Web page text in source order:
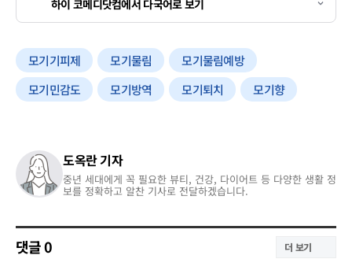
하이 코메디닷컴에서 다국어로 보기
모기기피제 모기물림
모기물림예방
모기민감도
모기방역 모기퇴치 모기향
도옥란 기자
중년 세대에게 꼭 필요한 뷰티, 건강, 다이어트 등 다양한 생활 정
보를 정확하고 알찬 기사로 전달하겠습니다.
댓글0 더 보기